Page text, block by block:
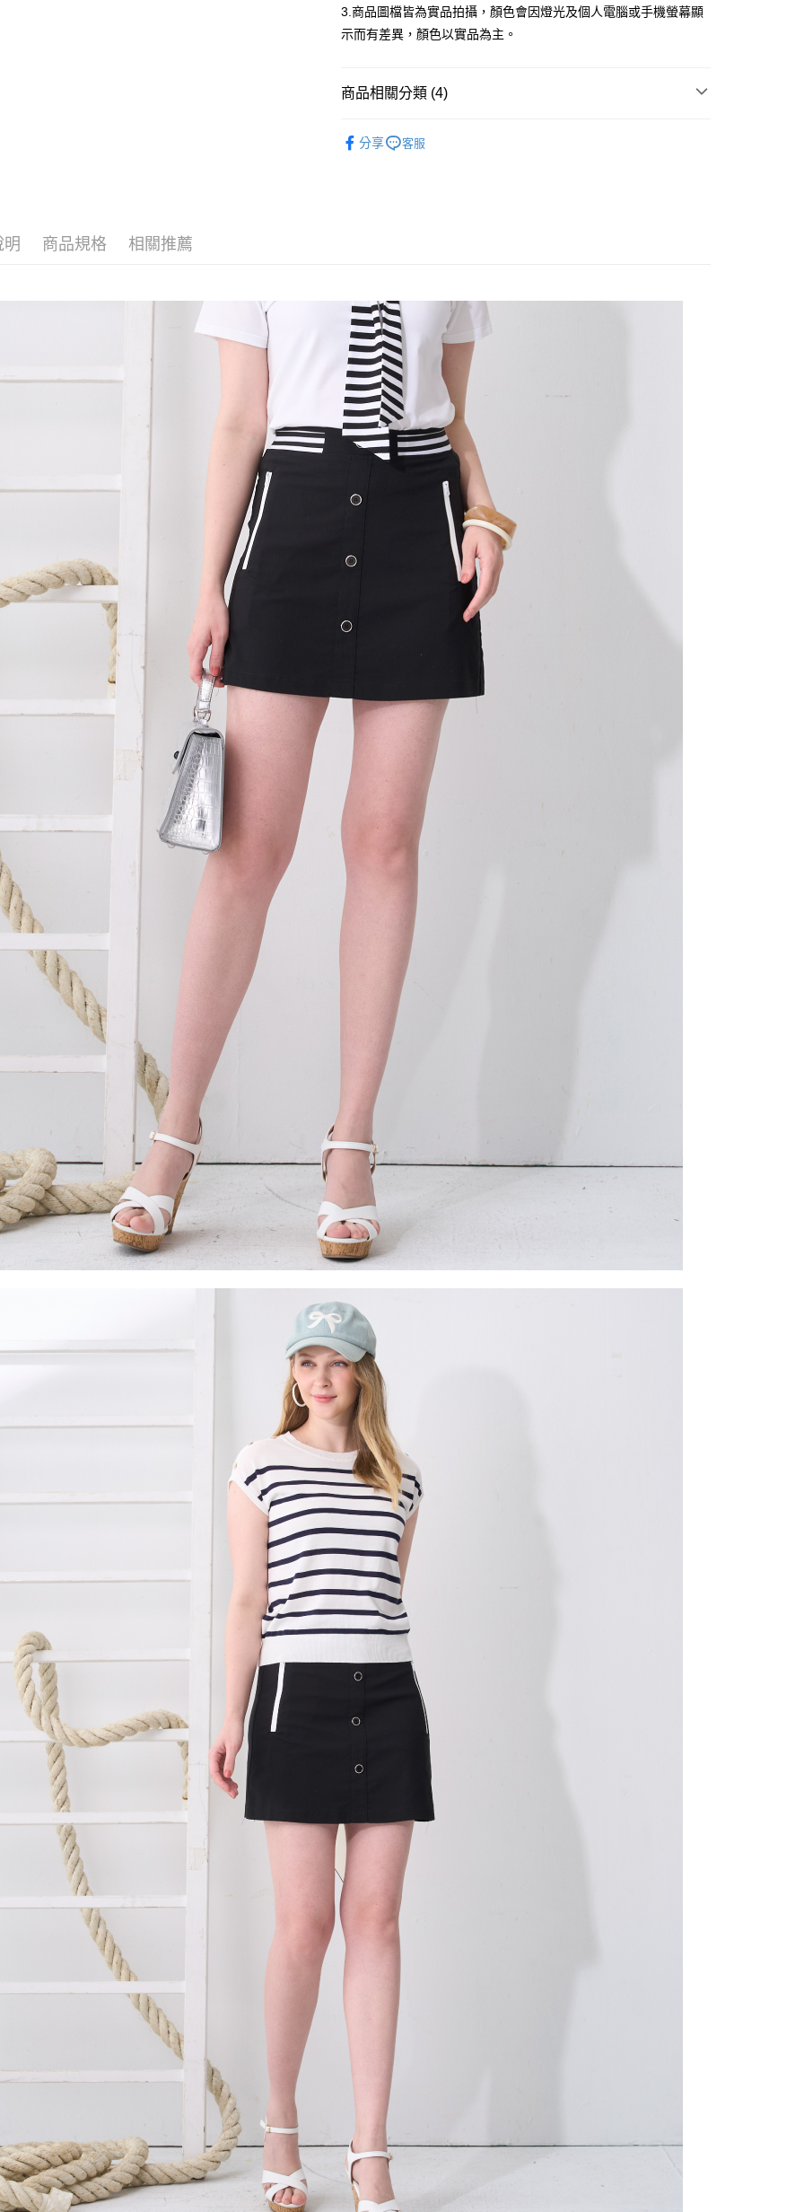
玉山商業銀行
星展（台灣）商業銀行
台新國際商業銀行
悠遊付
Google Pay
【大哥付你分期使用說明】
1.分期款項不併入電信帳單，「大哥付你分期」於每月結算日後寄送繳費提
醒簡訊。
2.透過簡訊連結打開帳單後，可選擇「超商條碼／台灣大直營門市／銀行轉
帳／街口支付／iPASS MONEY」等通路繳費。
【注意事項】
1.本服務係由「台灣大哥大股份有限公司」（以下簡稱本公司）所提供，讓
用戶於交易時，得透過本服務購買商品或服務，並由商店將買賣／分期付
款買賣價金債權讓與本公司後，依約使用本公司帳單繳交帳款。
2.基於同意付款使用「大哥付你分期」之契約關係目的，商店將以您的個人
資料（包含姓名、電話或地址）提供予台灣大哥大進項蒐集、處理及利
用，由本公司與您本人進行分期帳單所需資料之確認、核對及更正。
3.完整用戶服務條款，請詳閱以下連結：
【「AFTEE先享後付」結帳流程】
１．於結帳方式選擇「AFTEE先享後付」後，將跳轉至「AFTEE先享後
付」結帳頁面，進行簡訊認證並確認金額後，即可完成結帳。
２．訂單成立數日內，您將收到繳費通知簡訊。
３．收到繳費通知簡訊後14天內，點擊此簡訊中的連結，可透過四大超商
／ATM／網路銀行／等多元方式進行付款，方視為交易完成。
※ 請注意：結帳手續完成當下不需立刻繳費，但若您需要取消訂單，請聯
絡購買商品的店家。未經商家同意取消之訂單仍視為有效，需透過AFTEE
先享後付繳納相關費用。
※ 交易是否成功請以「AFTEE先享後付 」之結帳頁面顯示為準，若有關於
是否繳費成功／繳費後需取消欲退款等相關疑問，請聯繫「AFTEE先享後
https://netprotections.freshdesk.com/support/home
１．透過由恩沛科技股份有限公司提供之「AFTEE先享後付」服務完成之
交易，需依本服務之必要範圍內提供個人資料，並將交易相關給付款項請
求債權轉讓予恩沛科技股份有限公司。
２．關於個人資料處理事宜，請瀏覽以下網址：
https://aftee.tw/terms/#terms3
３．未成年的使用者請事先徵得法定代理人或監護人之同意方可使用
「AFTEE先享後付」，若未經同意申辦者引起之損失，本公司不負相關責
４．使用「AFTEE先享後付」時，將依據個別帳號之用戶狀況，依本公司
即時審查核予不同之上限額度；若仍有額度不足之情形，本公司將視審查
結果請求用戶進行身份認證。
５．嚴禁一人註冊多個帳號或使用他人資訊註冊。若發現惡意使用之情
形，恩沛科技股份有限公司將有權停止該用戶之使用額度並採取法律行
動。
全家取貨付款
每筆NT$120，滿NT$2,000(含以上)免運費
7-11取貨付款
每筆NT$120，滿NT$2,000(含以上)免運費
宅配
每筆NT$120，滿NT$2,000(含以上)免運費
3.商品圖檔皆為實品拍攝，顏色會因燈光及個人電腦或手機螢幕顯
示而有差異，顏色以實品為主。
商品相關分類 (4)
分享 客服
明 商品規格 相關推薦